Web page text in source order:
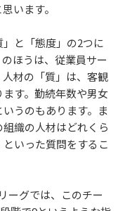
います。
と「態度」の2つに
ほうは、従業員サー
材の「質」は、客観
す。勤続年数や男女
うのもあります。ま
織の人材はどれくら
いった質問をするこ
ーグでは、このチー